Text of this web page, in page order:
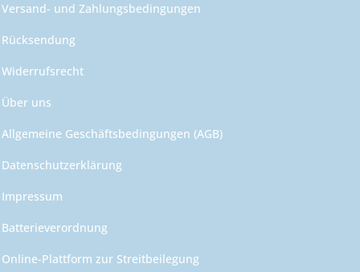
Versand- und Zahlungsbedingungen
Rücksendung
Widerrufsrecht
Über uns
Allgemeine Geschäftsbedingungen (AGB)
Datenschutzerklärung
Impressum
Batterieverordnung
Online-Plattform zur Streitbeilegung